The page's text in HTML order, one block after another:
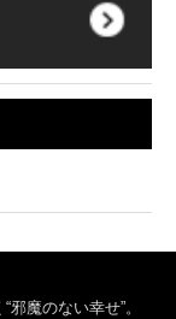
魔のない幸せ”。